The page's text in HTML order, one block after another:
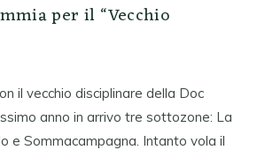
per il “Vecchio
il vecchio disciplinare della Doc
anno in arrivo tre sottozone: La
e Sommacampagna. Intanto vola il